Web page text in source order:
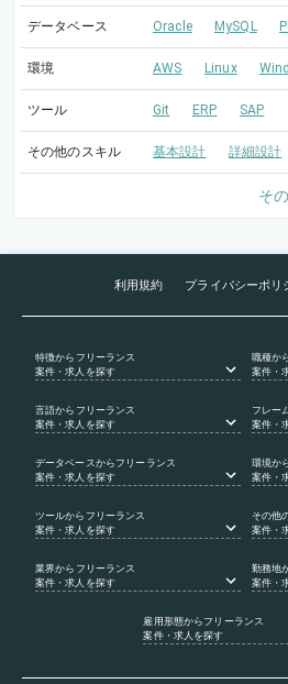
データベース Oracle MySQL
環境 AWS Linux
ツール Git ERP SAP
その他のスキル 基本設計 詳細設計
そ
利用規約 プライバシーポリ
特徴からフリーランス
案件・求人を探す
職種か
案件・
言語からフリーランス
案件・求人を探す
フレー
案件・
データベース からフリーランス
案件・求人を探す
環境か
案件・
ツールからフリーランス
案件・求人を探す
その他
案件・
業界からフリーランス
案件・求人を探す
勤務地
案件・
雇用形態からフリーランス
案件・求人を探す